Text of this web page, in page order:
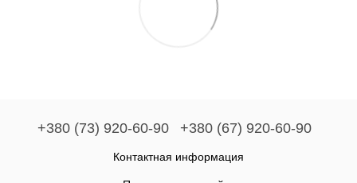
+380 (73) 920-60-90 +380 (67) 920-60-90
Контактная информация